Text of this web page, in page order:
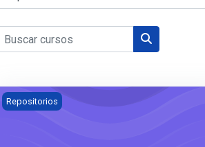
Categorías
Buscar cursos
Buscar
Repositorio: Especialización en
Repositorios